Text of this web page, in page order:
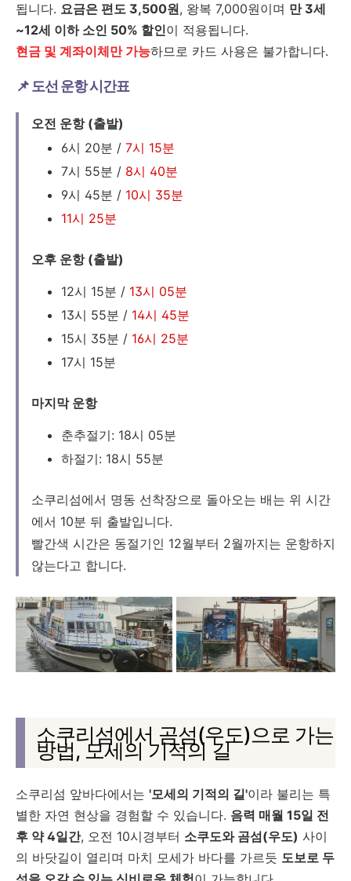
됩니다. 요금은 편도 3,500원, 왕복 7,000원이며 만 3세
~12세 이하 소인 50% 할인이 적용됩니다.
현금 및 계좌이체만 가능하므로 카드 사용은 불가합니다.
📌 도선 운항 시간표
오전 운항 (출발)
6시 20분 / 7시 15분
7시 55분 / 8시 40분
9시 45분 / 10시 35분
11시 25분
오후 운항 (출발)
12시 15분 / 13시 05분
13시 55분 / 14시 45분
15시 35분 / 16시 25분
17시 15분
마지막 운항
춘추절기: 18시 05분
하절기: 18시 55분
소쿠리섬에서 명동 선착장으로 돌아오는 배는 위 시간
에서 10분 뒤 출발입니다.
빨간색 시간은 동절기인 12월부터 2월까지는 운항하지
않는다고 합니다.
소쿠리섬에서 곰섬(우도)으로 가는
방법, 모세의 기적의 길
소쿠리섬 앞바다에서는 '모세의 기적의 길'이라 불리는 특
별한 자연 현상을 경험할 수 있습니다. 음력 매월 15일 전
후 약 4일간, 오전 10시경부터 소쿠도와 곰섬(우도) 사이
의 바닷길이 열리며 마치 모세가 바다를 가르듯 도보로 두